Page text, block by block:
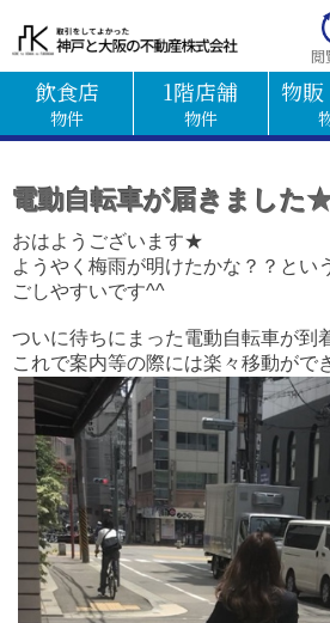
閲
飲食店
物件
1階店舗
物件
物
電動自転車が届きました
おはようございます★
ようやく梅雨が明けたかな？？とい
ごしやすいです^^
ついに待ちにまった電動自転車が到
これで案内等の際には楽々移動がで